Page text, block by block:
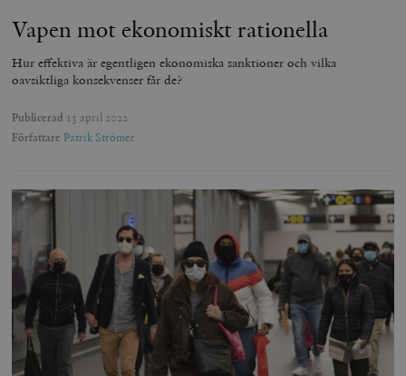
Vapen mot ekonomiskt rationella
Hur effektiva är egentligen ekonomiska sanktioner och vilka
oavsiktliga konsekvenser får de?
Publicerad 13 april 2022
Författare Patrik Strömer